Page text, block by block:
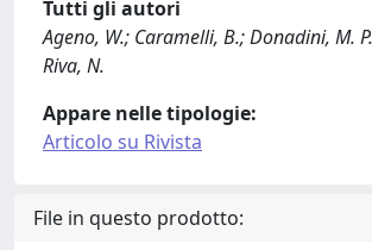
Tutti gli autori
Ageno, W.; Caramelli, B.; Donadini, M.
Riva, N.
Appare nelle tipologie:
Articolo su Rivista
File in questo prodotto: